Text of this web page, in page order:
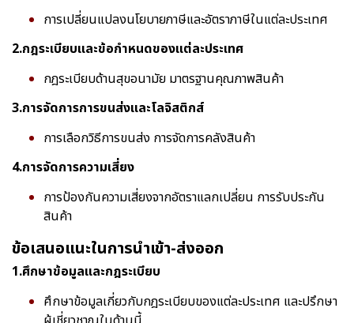
การเปลี่ยนแปลงนโยบายภาษีและอัตราภาษีในแต่ละประเทศ
2.กฎระเบียบและข้อกำหนดของแต่ละประเทศ
กฎระเบียบด้านสุขอนามัย มาตรฐานคุณภาพสินค้า
3.การจัดการการขนส่งและโลจิสติกส์
การเลือกวิธีการขนส่ง การจัดการคลังสินค้า
4.การจัดการความเสี่ยง
การป้องกันความเสี่ยงจากอัตราแลกเปลี่ยน การรับประกัน
สินค้า
ข้อเสนอแนะในการนำเข้า-ส่งออก
1.ศึกษาข้อมูลและกฎระเบียบ
ศึกษาข้อมูลเกี่ยวกับกฎระเบียบของแต่ละประเทศ และปรึกษา